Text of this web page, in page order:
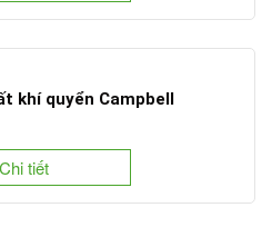
khí quyển Campbell
Chi tiết